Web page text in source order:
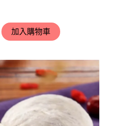
加入購物車
價
格
範
圍：
$2,360.00
到
$2,500.00
產
品
多